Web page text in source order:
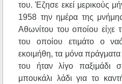
του. Έζησε εκεί μερικούς
1958 την ημέρα της
Αθωνίτου του οποίου είχε
του οποίου ετιμάτο ο
εκοιμήθη, τα μόνα
του ήταν λίγο παξιμάδι
μπουκάλι λάδι για το